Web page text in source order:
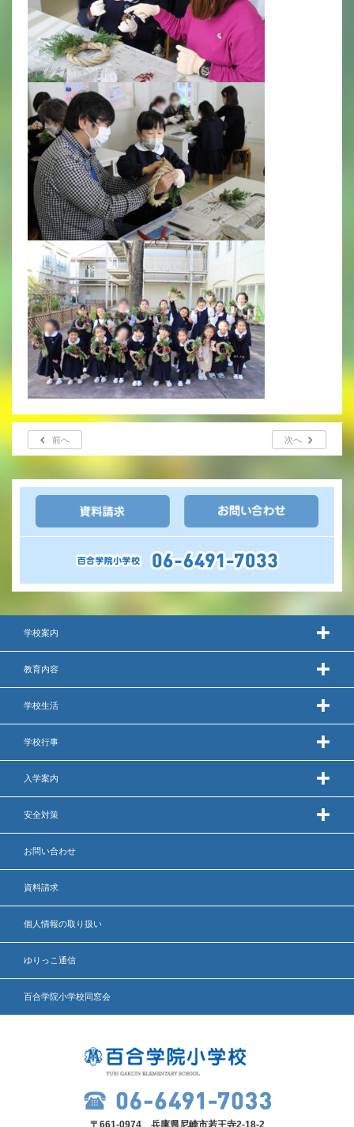
前へ 次へ
学校案内
教育内容
学校生活
学校行事
入学案内
安全対策
お問い合わせ
資料請求
個人情報の取り扱い
ゆりっこ通信
百合学院小学校同窓会
〒661-0974 兵庫県尼崎市若王寺2-18-2
年間行事
行事紹介
校外学習・宿泊行事
新入生募集要項
入学金・学費
優遇制度
転編入試験について
保護者の声・入試関連よくある質問
説明会・公開行事
いじめ防止基本方針
安全・防災教育
警報などの対応